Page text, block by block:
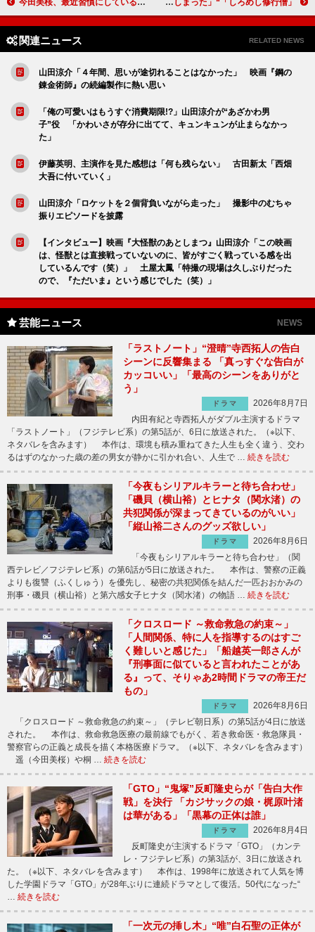
関連ニュース RELATED NEWS
山田涼介「４年間、思いが途切れることはなかった」 映画『鋼の
錬金術師』の続編製作に熱い思い
「俺の可愛いはもうすぐ消費期限!?」山田涼介が“あざかわ男
子”役 「かわいさが存分に出てて、キュンキュンが止まらなかっ
た」
伊藤英明、主演作を見た感想は「何も残らない」 古田新太「西畑
大吾に付いていく」
山田涼介「ロケットを２個背負いながら走った」 撮影中のむちゃ
振りエピソードを披露
【インタビュー】映画『大怪獣のあとしまつ』山田涼介「この映画
は、怪獣とは直接戦っていないのに、皆がすごく戦っている感を出
しているんです（笑）」 土屋太鳳「特撮の現場は久しぶりだった
ので、『ただいま』という感じでした（笑）」
芸能ニュース NEWS
「ラストノート」“澄晴”寺西拓人の告白
シーンに反響集まる 「真っすぐな告白が
カッコいい」「最高のシーンをありがと
う」
ドラマ
2026年8月7日
内田有紀と寺西拓人がダブル主演するドラマ
「ラストノート」（フジテレビ系）の第5話が、6日に放送された。（※以下、
ネタバレを含みます） 本作は、環境も積み重ねてきた人生も全く違う、交わ
るはずのなかった歳の差の男女が静かに引かれ合い、人生で … 続きを読む
「今夜もシリアルキラーと待ち合わせ」
「磯貝（横山裕）とヒナタ（関水渚）の
共犯関係が深まってきているのがいい」
「縦山裕二さんのグッズ欲しい」
ドラマ
2026年8月6日
「今夜もシリアルキラーと待ち合わせ」（関
西テレビ／フジテレビ系）の第6話が5日に放送された。 本作は、警察の正義
よりも復讐（ふくしゅう）を優先し、秘密の共犯関係を結んだ一匹おおかみの
刑事・磯貝（横山裕）と第六感女子ヒナタ（関水渚）の物語 … 続きを読む
「クロスロード ～救命救急の約束～」
「人間関係、特に人を指導するのはすご
く難しいと感じた」「船越英一郎さんが
『刑事面に似ていると言われたことがあ
る』って、そりゃあ2時間ドラマの帝王だ
もの」
ドラマ
2026年8月6日
「クロスロード ～救命救急の約束～」（テレビ朝日系）の第5話が4日に放送
された。 本作は、救命救急医療の最前線でもがく、若き救命医・救急隊員・
警察官らの正義と成長を描く本格医療ドラマ。（※以下、ネタバレを含みます）
遥（今田美桜）や桐 … 続きを読む
「GTO」“鬼塚”反町隆史らが「告白大作
戦」を決行 「カジサックの娘・梶原叶渚
は華がある」「黒幕の正体は誰」
ドラマ
2026年8月4日
反町隆史が主演するドラマ「GTO」（カンテ
レ・フジテレビ系）の第3話が、3日に放送され
た。（※以下、ネタバレを含みます） 本作は、1998年に放送されて人気を博
した学園ドラマ「GTO」が28年ぶりに連続ドラマとして復活。50代になった“
続きを読む
「一次元の挿し木」“唯”白石聖の正体が